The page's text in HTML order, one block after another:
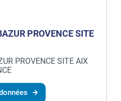
PROVENCE SITE
PROVENCE SITE AIX